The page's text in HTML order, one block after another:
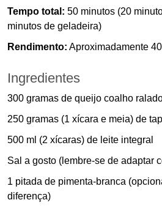
Tempo total: 50 minutos (20
minutos de geladeira)
Rendimento: Aproximadamente
Ingredientes
300 gramas de queijo coalho
250 gramas (1 xícara e meia) de
500 ml (2 xícaras) de leite integral
Sal a gosto (lembre-se de adaptar
1 pitada de pimenta-branca
diferença)